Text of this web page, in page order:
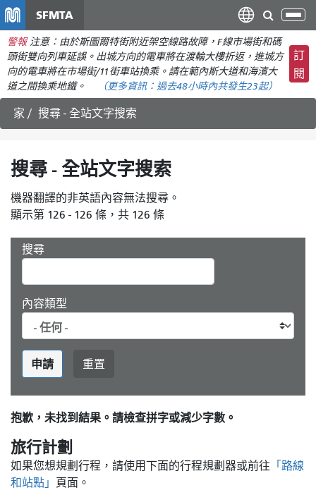
主
要
內
容
SFMTA
切
導
航
警報 注意：由於斯圖爾特街附近架空線路故障，F線市場街和碼
頭街雙向列車延誤。出城方向的電車將在渡輪大樓折返，進城方
向的電車將在市場街/11街車站換乘。請在範內斯大道和海濱大
道之間換乘地鐵。
（更多資訊： 過去48小時內共發生23起）
訂
閱
家 搜尋 - 全站文字搜索
搜尋 - 全站文字搜索
機器翻譯的非英語內容無法搜尋。
顯示第 126 - 126 條，共 126 條
搜尋
內容類型
申請 重置
抱歉，未找到結果。請檢查拼字或減少字數。
旅行計劃
如果您想規劃行程，請使用下面的行程規劃器或前往 「路線
和站點」
頁面。